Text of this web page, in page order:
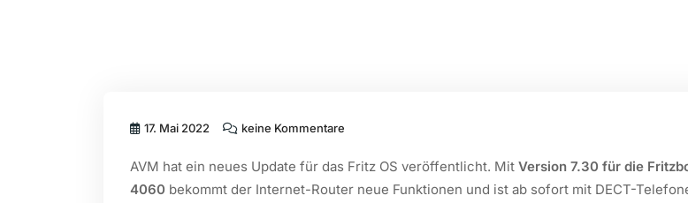
17. Mai 2022 keine Kommentare
AVM hat ein neues Update für das Fritz OS veröffentlicht. Mit Version 7.30 für die
4060 bekommt der Internet-Router neue Funktionen und ist ab sofort mit DECT-